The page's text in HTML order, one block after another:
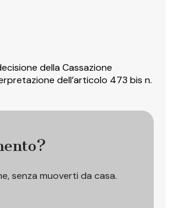
della Cassazione
dell’articolo 473 bis n.
senza muoverti da casa.